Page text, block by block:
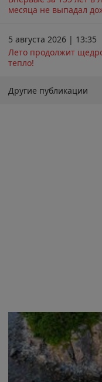
месяца не выпадал
5 августа 2026 | 13:35
Лето продолжит
тепло!
Другие публикации